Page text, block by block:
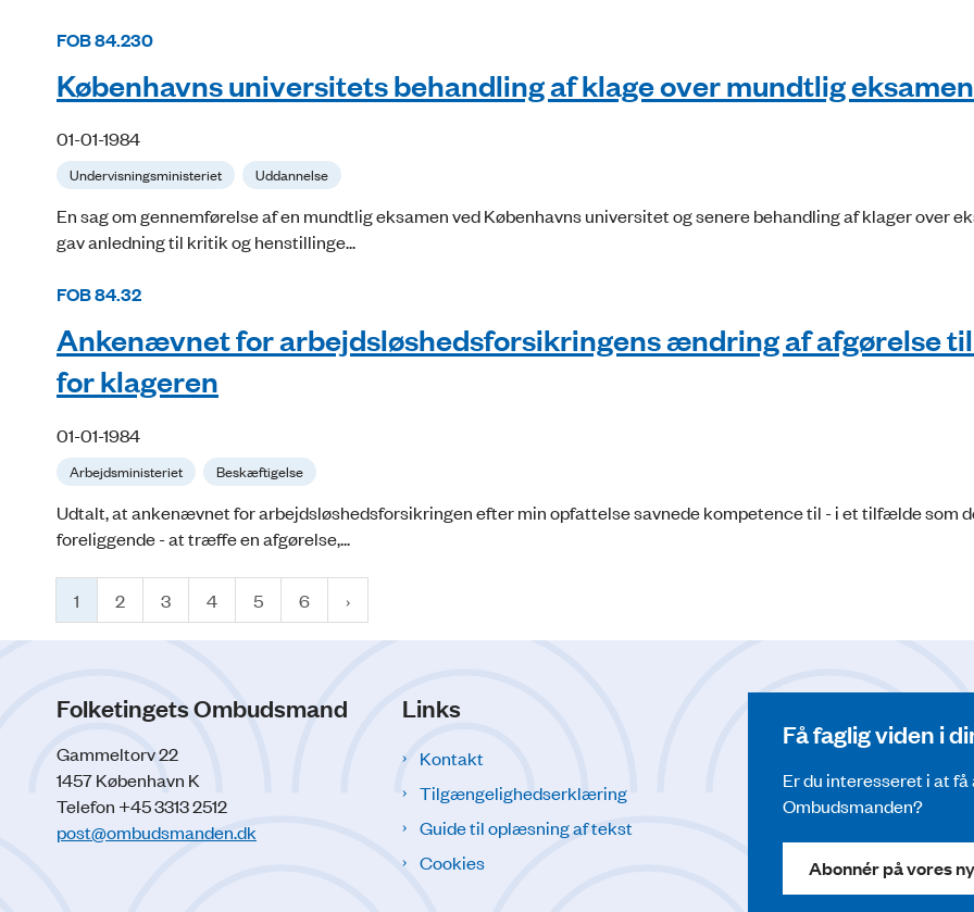
FOB 84.230
Københavns universitets behandling af klage over mundtlig eksamen
01-01-1984
Undervisningsministeriet Uddannelse
En sag om gennemførelse af en mundtlig eksamen ved Københavns universitet og senere behandling af klager over
gav anledning til kritik og henstillinge...
FOB 84.32
Ankenævnet for arbejdsløshedsforsikringens ændring af afgørelse
for klageren
01-01-1984
Arbejdsministeriet Beskæftigelse
Udtalt, at ankenævnet for arbejdsløshedsforsikringen efter min opfattelse savnede kompetence til - i et tilfælde som
foreliggende - at træffe en afgørelse,...
1 2 3 4 5 6
Folketingets Ombudsmand
Gammeltorv 22
1457 København K
Telefon +45 3313 2512
post@ombudsmanden.dk
Links
Kontakt
Tilgængelighedserklæring
Guide til oplæsning af tekst
Cookies
Få faglig viden i
Er du interesseret i at
Ombudsmanden?
Abonnér på vores